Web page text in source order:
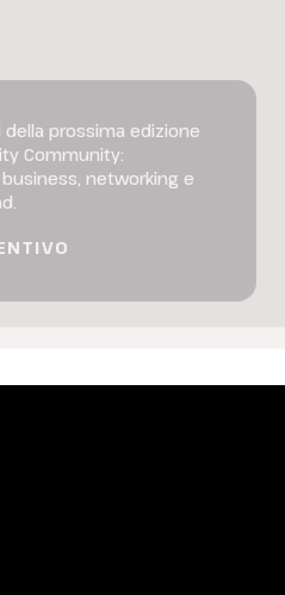
prossima edizione
Community:
networking e